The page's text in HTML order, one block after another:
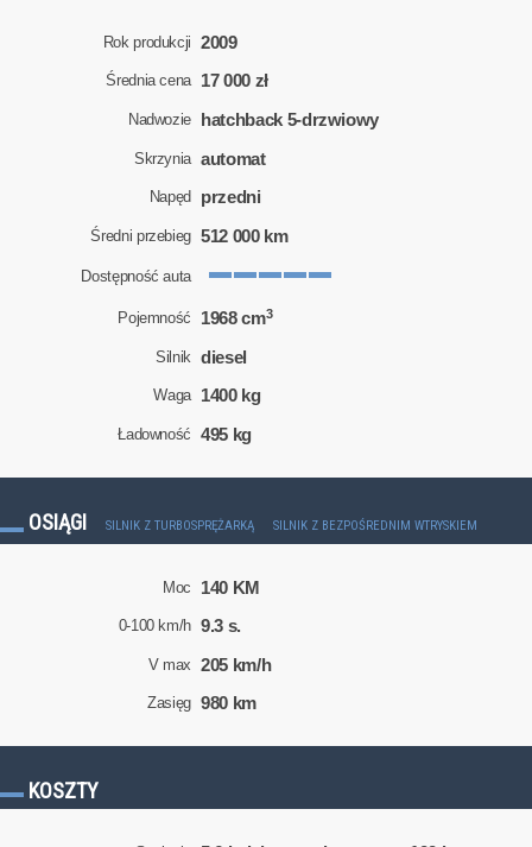
Rok produkcji 2009
Średnia cena 17 000 zł
Nadwozie hatchback 5-drzwiowy
Skrzynia automat
Napęd przedni
Średni przebieg 512 000 km
Dostępność auta
Pojemność 1968 cm3
Silnik diesel
Waga 1400 kg
Ładowność 495 kg
OSIĄGI SILNIK Z TURBOSPRĘŻARKĄ SILNIK Z BEZPOŚREDNIM WTRYSKIEM
Moc 140 KM
0-100 km/h 9.3 s.
V max 205 km/h
Zasięg 980 km
KOSZTY